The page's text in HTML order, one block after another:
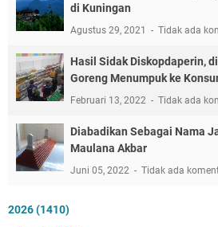
di Kuningan
Agustus 29, 2021 Tidak ada
Hasil Sidak Diskopdaperin,
Goreng Menumpuk ke
Februari 13, 2022 Tidak ada
Diabadikan Sebagai Nama
Maulana Akbar
Juni 05, 2022 Tidak ada
2026(1410)